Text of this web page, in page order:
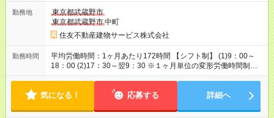
勤務地
東京都武蔵野市
東京都武蔵野市中町
住友不動産建物サービス株式会社
勤務時間
平均労働時間：1ヶ月あたり172時間 【シフト制】 (1)9：00～
18：00 (2)17：30～翌9：30 ※１ヶ月単位の変形労働時間制
（月平均172時間） ▼休憩時間 (1)60分 (2)120分 平均労働時
(2)17：30～翌9：30 ※１ヶ月単位の変形労働時間制（月平均
気になる！ 応募する 詳細へ